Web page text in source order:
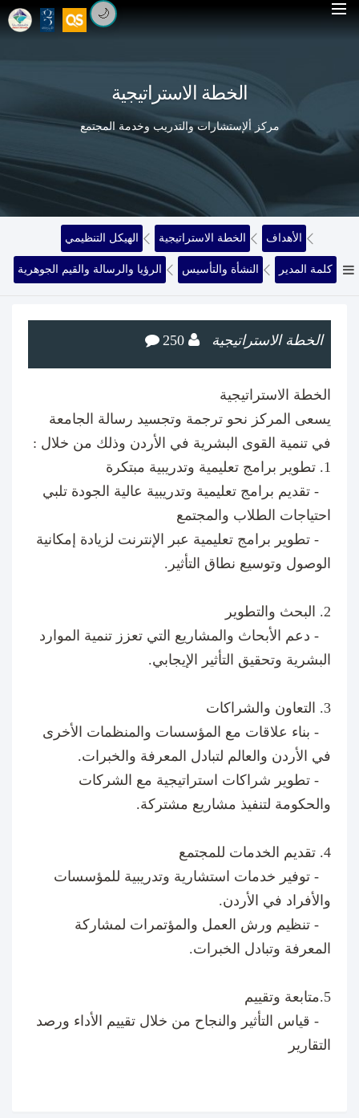
🌙
الخطة الاستراتيجية
مركز ألإستشارات والتدريب وخدمة المجتمع
الهيكل التنظيمي الخطة الاستراتيجية الأهداف
الرؤيا والرسالة والقيم الجوهرية النشأة والتأسيس كلمة المدير
الخطة الاستراتيجية 250
الخطة الاستراتيجية
يسعى المركز نحو ترجمة وتجسيد رسالة الجامعة
في تنمية القوى البشرية في الأردن وذلك من خلال :
1. تطوير برامج تعليمية وتدريبية مبتكرة
- تقديم برامج تعليمية وتدريبية عالية الجودة تلبي
احتياجات الطلاب والمجتمع
- تطوير برامج تعليمية عبر الإنترنت لزيادة إمكانية
الوصول وتوسيع نطاق التأثير.
2. البحث والتطوير
- دعم الأبحاث والمشاريع التي تعزز تنمية الموارد
البشرية وتحقيق التأثير الإيجابي.
3. التعاون والشراكات
- بناء علاقات مع المؤسسات والمنظمات الأخرى
في الأردن والعالم لتبادل المعرفة والخبرات.
- تطوير شراكات استراتيجية مع الشركات
والحكومة لتنفيذ مشاريع مشتركة.
4. تقديم الخدمات للمجتمع
- توفير خدمات استشارية وتدريبية للمؤسسات
والأفراد في الأردن.
- تنظيم ورش العمل والمؤتمرات لمشاركة
المعرفة وتبادل الخبرات.
5.متابعة وتقييم
- قياس التأثير والنجاح من خلال تقييم الأداء ورصد
التقارير